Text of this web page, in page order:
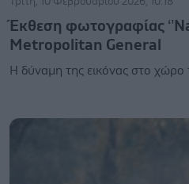
Έκθεση φωτογραφίας
Metropolitan General
Η δύναμη της εικόνας στο χώρο